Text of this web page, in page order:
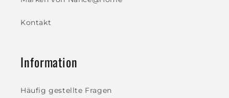
Kontakt
Information
Häufig gestellte Fragen